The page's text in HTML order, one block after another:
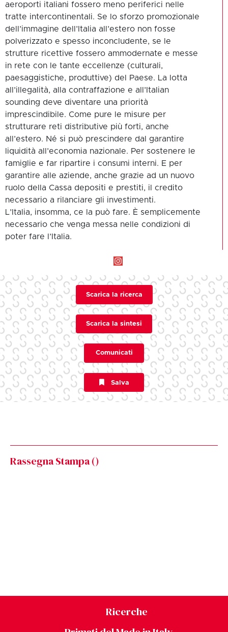
aeroporti italiani fossero meno periferici nelle
tratte intercontinentali. Se lo sforzo promozionale
dell’immagine dell’Italia all’estero non fosse
polverizzato e spesso inconcludente, se le
strutture ricettive fossero ammodernate e messe
in rete con le tante eccellenze (culturali,
paesaggistiche, produttive) del Paese. La lotta
all’illegalità, alla contraffazione e all’Italian
sounding deve diventare una priorità
imprescindibile. Come pure le misure per
strutturare reti distributive più forti, anche
all’estero. Né si può prescindere dal garantire
liquidità all’economia nazionale. Per sostenere le
famiglie e far ripartire i consumi interni. E per
garantire alle aziende, anche grazie ad un nuovo
ruolo della Cassa depositi e prestiti, il credito
necessario a rilanciare gli investimenti.
L’Italia, insomma, ce la può fare. È semplicemente
necessario che venga messa nelle condizioni di
poter fare l’Italia.
Scarica la ricerca
Scarica la sintesi
Comunicati
Salva
Rassegna Stampa ()
Ricerche